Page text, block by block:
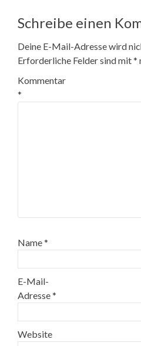
Schreibe einen
Deine E-Mail-Adresse wird
Erforderliche Felder sind mit*
Kommentar
*
Name*
E-Mail-
Adresse*
Website